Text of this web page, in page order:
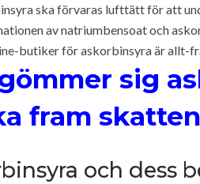
ska förvaras lufttätt för att
av natriumbensoat och
butiker för askorbinsyra är allt-
sig
fram
och dess